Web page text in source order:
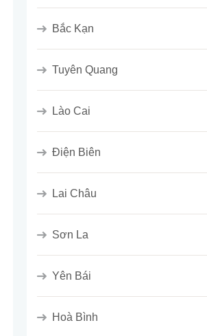
Bắc Kạn
Tuyên Quang
Lào Cai
Điện Biên
Lai Châu
Sơn La
Yên Bái
Hoà Bình